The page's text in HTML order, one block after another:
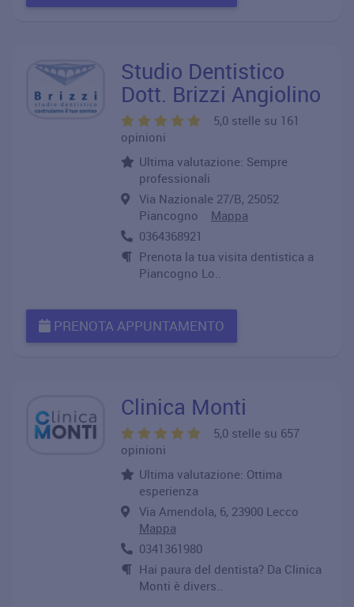
Studio Dentistico
Dott. Brizzi Angiolino
5,0 stelle su 161
opinioni
Ultima valutazione: Sempre
professionali
Via Nazionale 27/B, 25052
Piancogno Mappa
0364368921
Prenota la tua visita dentistica a
Piancogno Lo..
PRENOTA APPUNTAMENTO
Clinica Monti
5,0 stelle su 657
opinioni
Ultima valutazione: Ottima
esperienza
Via Amendola, 6, 23900 Lecco
Mappa
0341361980
Hai paura del dentista? Da Clinica
Monti è divers..